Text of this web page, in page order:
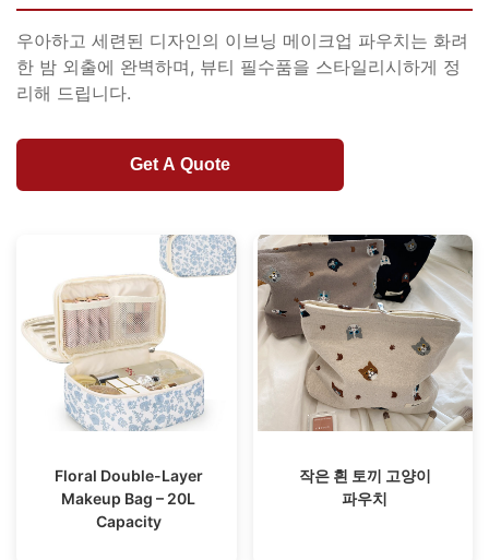
우아하고 세련된 디자인의 이브닝 메이크업 파우치는 화려
한 밤 외출에 완벽하며, 뷰티 필수품을 스타일리시하게 정
리해 드립니다.
Get A Quote
Floral Double-Layer
Makeup Bag – 20L
Capacity
작은 흰 토끼 고양이
파우치